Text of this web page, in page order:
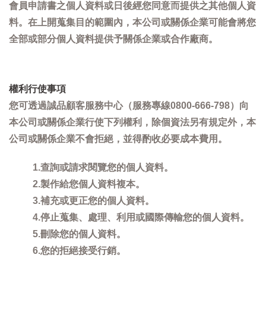
會員申請書之個人資料或日後經您同意而提供之其他個人資
料。在上開蒐集目的範圍內，本公司或關係企業可能會將您
全部或部分個人資料提供予關係企業或合作廠商。
權利行使事項
您可透過誠品顧客服務中心（服務專線0800-666-798）向
本公司或關係企業行使下列權利，除個資法另有規定外，本
公司或關係企業不會拒絕，並得酌收必要成本費用。
1.查詢或請求閱覽您的個人資料。
2.製作給您個人資料複本。
3.補充或更正您的個人資料。
4.停止蒐集、處理、利用或國際傳輸您的個人資料。
5.刪除您的個人資料。
6.您的拒絕接受行銷。